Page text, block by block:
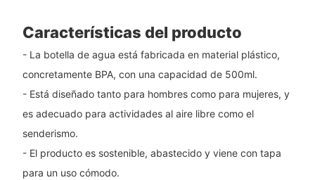
Características del producto
- La botella de agua está fabricada en material plástico,
concretamente BPA, con una capacidad de 500ml.
- Está diseñado tanto para hombres como para mujeres, y
es adecuado para actividades al aire libre como el
senderismo.
- El producto es sostenible, abastecido y viene con tapa
para un uso cómodo.